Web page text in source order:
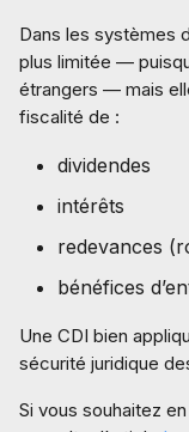
Dans les systèmes
plus limitée —
étrangers — mais
fiscalité de :
dividendes
intérêts
redevances
bénéfices
Une CDI bien
sécurité juridique
Si vous souhaitez